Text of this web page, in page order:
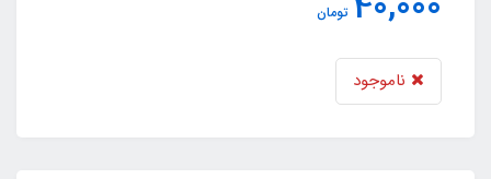
تومان
ناموجود